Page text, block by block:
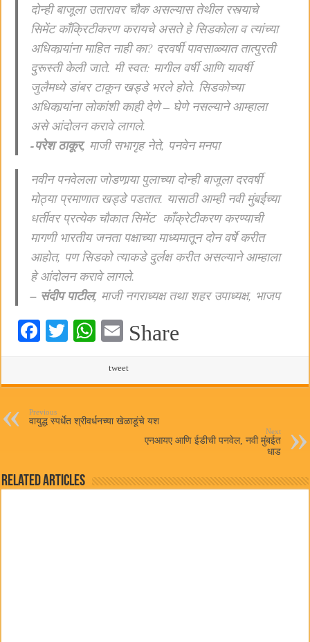
दोन्ही बाजूला उतारावर चौक असल्यास तेथील रस्त्याचे
सिमेंट काँक्रिटीकरण करायचे असते हे सिडकोला व त्यांच्या
अधिकार्‍यांना माहित नाही का? दरवर्षी पावसाळ्यात तात्पुरती
दुरूस्ती केली जाते. मी स्वत: मागील वर्षी आणि यावर्षी
जुलैमध्ये डांबर टाकून खड्डे भरले होते. सिडकोच्या
अधिकार्‍यांना लोकांशी काही देणे – घेणे नसल्याने आम्हाला
असे आंदोलन करावे लागले.
-परेश ठाकूर, माजी सभागृह नेते, पनवेन मनपा
नवीन पनवेलला जोडणार्‍या पुलाच्या दोन्ही बाजूला दरवर्षी
मोठ्या प्रमाणात खड्डे पडतात. यासाठी आम्ही नवी मुंबईच्या
धर्तीवर प्रत्येक चौकात सिमेंट काँक्रेटीकरण करण्याची
मागणी भारतीय जनता पक्षाच्या माध्यमातून दोन वर्षे करीत
आहोत, पण सिडको त्याकडे दुर्लक्ष करीत असल्याने आम्हाला
हे आंदोलन करावे लागले.
– संदीप पाटील, माजी नगराध्यक्ष तथा शहर उपाध्यक्ष, भाजप
Fa T
W
ts
pp
E
ail
Share
tweet
Previous
वायुद्ध स्पर्धेत श्रीवर्धनच्या खेळाडूंचे यश
Next
एनआयए आणि ईडीची पनवेल, नवी मुंबईत
धाड
Related Articles